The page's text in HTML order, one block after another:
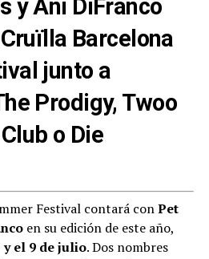
y Ani DiFranco
Barcelona
junto a
Prodigy, Twoo
o Die
Festival contará conPet
en su edición de este año,
el 9 de julio. Dos nombres